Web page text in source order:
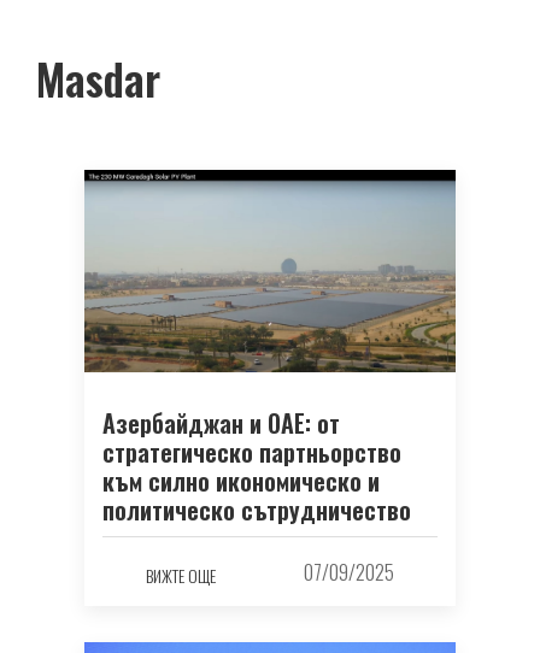
Masdar
Азербайджан и ОАЕ: от
стратегическо партньорство
към силно икономическо и
политическо сътрудничество
ВИЖТЕ ОЩЕ 07/09/2025